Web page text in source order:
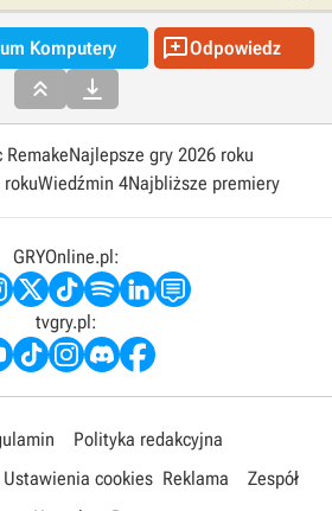
Komputery Odpowiedz
 
RemakeNajlepsze gry 2026 roku
Wiedźmin 4Najbliższe premiery
GRYOnline.pl:
tvgry.pl:
Polityka redakcyjna
Ustawienia cookies Reklama
Zespół